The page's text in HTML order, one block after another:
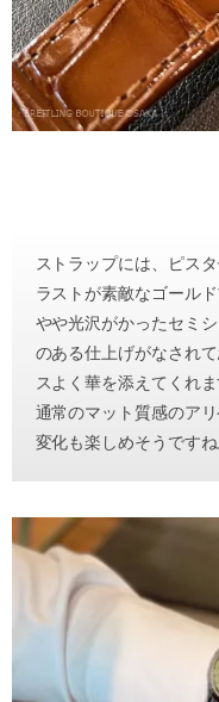
ストラップには、ピス
ラストが素敵なゴール
やや光沢がかったセミ
のある仕上げがなされ
スよく華を添えてくれま
通常のマット質感のア
変化も楽しめそうですね